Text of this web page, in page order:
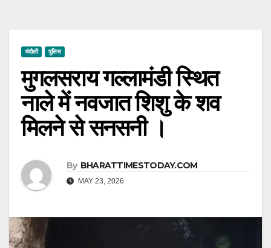
चंदौली पुलिस
मुगलसराय गल्लामंडी स्थित
नाले में नवजात शिशु के शव
मिलने से सनसनी ।
By BHARATTIMESTODAY.COM
MAY 23, 2026